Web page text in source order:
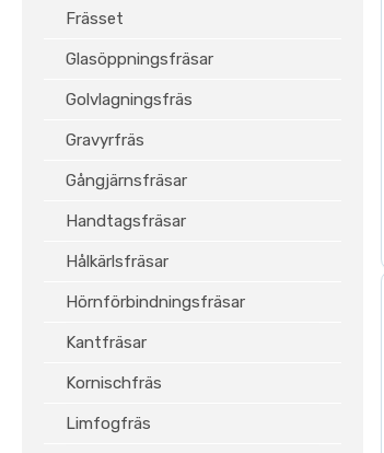
Frässet
Glasöppningsfräsar
Golvlagningsfräs
Gravyrfräs
Gångjärnsfräsar
Handtagsfräsar
Hålkärlsfräsar
Hörnförbindningsfräsar
Kantfräsar
Kornischfräs
Limfogfräs